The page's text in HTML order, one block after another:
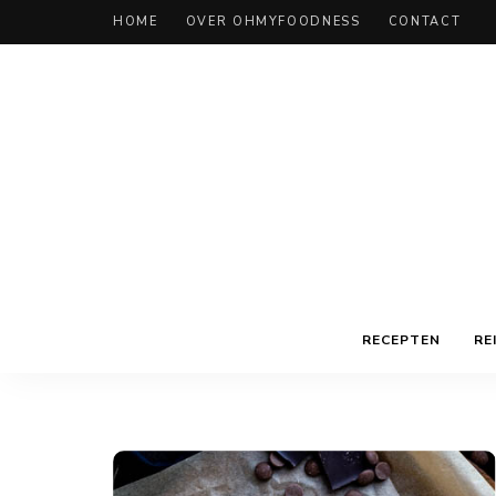
HOME OVER OHMYFOODNESS CONTACT
RECEPTEN